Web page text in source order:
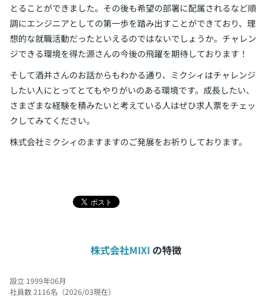
とることができました。その後も希望の部署に配属されるなど順
調にエンジニアとしての第一歩を踏み出すことができており、理
想的な就職活動だったといえるのではないでしょうか。チャレン
ジできる環境を得た源さんの今後の飛躍を期待しております！
そして酒井さんのお話からもわかる通り、ミクシィはチャレンジ
したい人にとってとてもやりがいのある環境です。成長したい、
さまざまな経験を積みたいと考えている人はぜひ求人票をチェッ
クしてみてください。
株式会社ミクシィのますますのご発展をお祈りしております。
株式会社MIXI の特徴
設立 1999年06月
社員数 2116名（2026/03現在）